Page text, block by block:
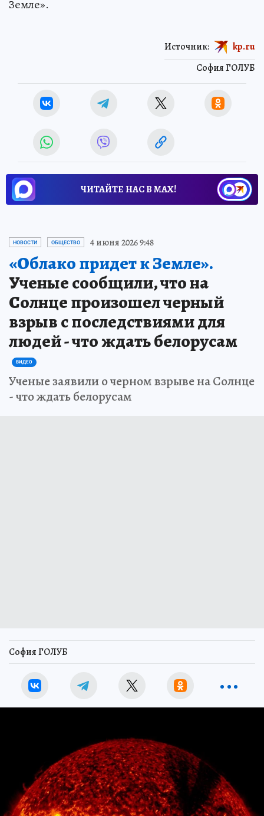
Земле».
София ГОЛУБ
Источник: kp.ru
ЧИТАЙТЕ НАС В МАХ!
НОВОСТИ ОБЩЕСТВО 4 июня 2026 9:48
«Облако придет к Земле».
Ученые сообщили, что на
Солнце произошел черный
взрыв с последствиями для
людей - что ждать белорусам
ВИДЕО
Ученые заявили о черном взрыве на Солнце
- что ждать белорусам
София ГОЛУБ